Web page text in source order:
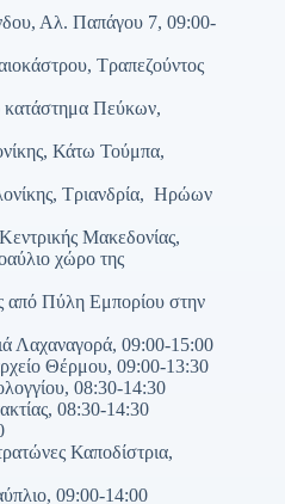
Αλ. Παπάγου 7, 09:00-
Τραπεζούντος
Πεύκων,
Κάτω Τούμπα,
Τριανδρία, Ηρώων
Μακεδονίας,
χώρο της
από Πύλη Εμπορίου στην
Λαχαναγορά, 09:00-15:00
Θέρμου, 09:00-13:30
08:30-14:30
08:30-14:30
Καποδίστρια,
09:00-14:00